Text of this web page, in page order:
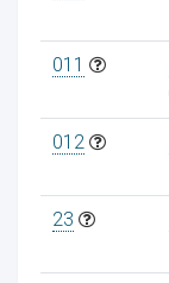
011
012
23